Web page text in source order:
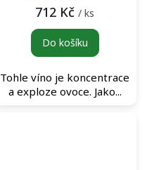
712 Kč / ks
Do košíku
Tohle víno je koncentrace
a exploze ovoce. Jako...